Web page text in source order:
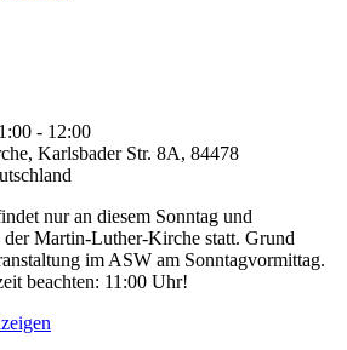
- 12:00
Karlsbader Str. 8A, 84478
nur an diesem Sonntag und
der Martin-Luther-Kirche statt. Grund
im ASW am Sonntagvormittag.
beachten: 11:00 Uhr!